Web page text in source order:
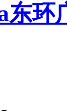
东环